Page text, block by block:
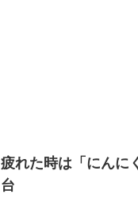
疲れた時は「にんに
台